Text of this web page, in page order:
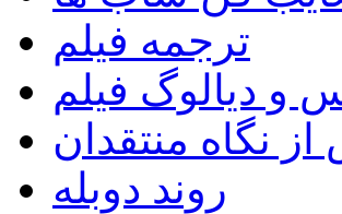
ترجمه فیلم
و دیالوگ فیلم
از نگاه منتقدان
روند دوبله